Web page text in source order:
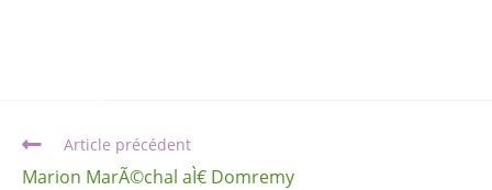
Article précédent
Marion MarÃ©chal aÌ€ Domremy